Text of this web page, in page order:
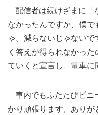
配信者は続けざまに「
なかったんですか、僕
ゃ。減らないじゃない
く答えが得られなかっ
ていくと宣言し、電車に
車内でもふたたびビニ
かり頑張ります。ありが